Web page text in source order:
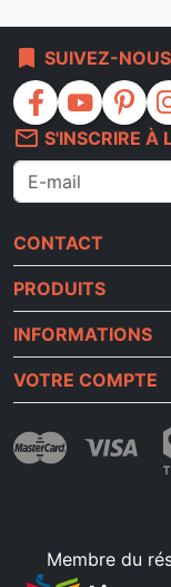
bookmark SUIVEZ-NOUS
facebook youtube pinterest
mail_outline S'INSCRIRE À
CONTACT
PRODUITS
INFORMATIONS
VOTRE COMPTE
Membre du